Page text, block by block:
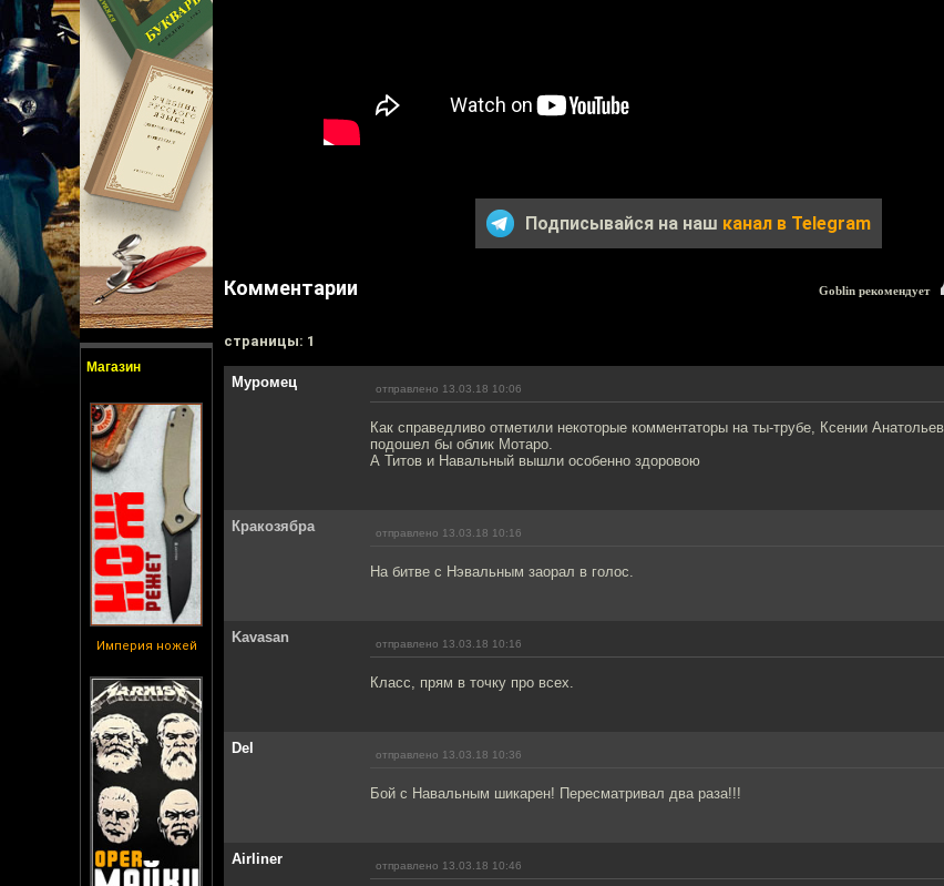
Магазин
Империя ножей
Подписывайся на наш канал в Telegram
Комментарии Goblin рекомендует
cтраницы: 1
Муромец отправлено 13.03.18 10:06
Как справедливо отметили некоторые комментаторы на ты-трубе, Ксении
подошел бы облик Мотаро.
А Титов и Навальный вышли особенно здоровою
Кракозябра отправлено 13.03.18 10:16
На битве с Нэвальным заорал в голос.
Kavasan отправлено 13.03.18 10:16
Класс, прям в точку про всех.
Del отправлено 13.03.18 10:36
Бой с Навальным шикарен! Пересматривал два раза!!!
Airliner отправлено 13.03.18 10:46